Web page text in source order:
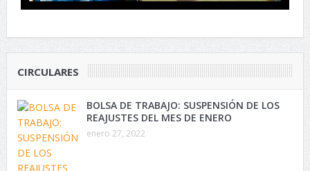
CIRCULARES
BOLSA DE TRABAJO: SUSPENSIÓN DE LOS
REAJUSTES DEL MES DE ENERO
enero 27, 2022